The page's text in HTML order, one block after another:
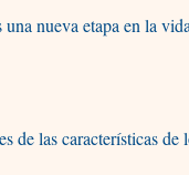
nueva etapa en la
de las características de